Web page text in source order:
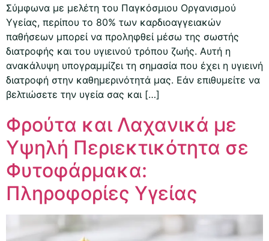
Σύμφωνα με μελέτη του Παγκόσμιου Οργανισμού
Υγείας, περίπου το 80% των καρδιοαγγειακών
παθήσεων μπορεί να προληφθεί μέσω της σωστής
διατροφής και του υγιεινού τρόπου ζωής. Αυτή η
ανακάλυψη υπογραμμίζει τη σημασία που έχει η υγιεινή
διατροφή στην καθημερινότητά μας. Εάν επιθυμείτε να
βελτιώσετε την υγεία σας και […]
Φρούτα και Λαχανικά με
Υψηλή Περιεκτικότητα σε
Φυτοφάρμακα:
Πληροφορίες Υγείας